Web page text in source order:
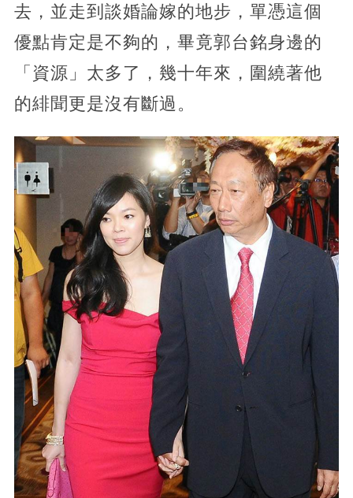
去，並走到談婚論嫁的地步，單憑這個
優點肯定是不夠的，畢竟郭台銘身邊的
「資源」太多了，幾十年來，圍繞著他
的緋聞更是沒有斷過。